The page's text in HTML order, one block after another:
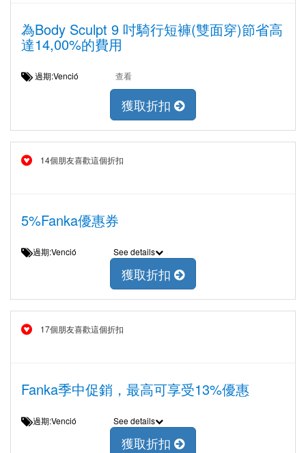
為Body Sculpt 9 吋騎行短褲(雙面穿)節省高
達14,00%的費用
過期:Venció 查看
獲取折扣
14個朋友喜歡這個折扣
5%Fanka優惠券
過期:Venció See details
獲取折扣
17個朋友喜歡這個折扣
Fanka季中促銷，最高可享受13%優惠
過期:Venció See details
獲取折扣